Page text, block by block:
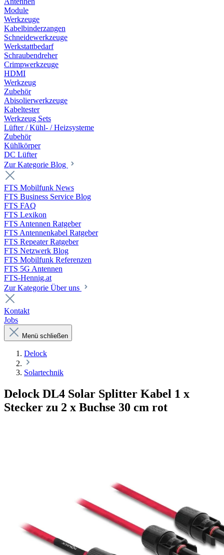
Module
Werkzeuge
Kabelbinderzangen
Schneidewerkzeuge
Werkstattbedarf
Schraubendreher
Crimpwerkzeuge
HDMI
Werkzeug
Zubehör
Abisolierwerkzeuge
Kabeltester
Werkzeug Sets
Lüfter / Kühl- / Heizsysteme
Zubehör
Kühlkörper
DC Lüfter
Zur Kategorie Blog
FTS Mobilfunk News
FTS Business Service Blog
FTS FAQ
FTS Lexikon
FTS Antennen Ratgeber
FTS Antennenkabel Ratgeber
FTS Repeater Ratgeber
FTS Netzwerk Blog
FTS Mobilfunk Referenzen
FTS 5G Antennen
FTS-Hennig.at
Zur Kategorie Über uns
Kontakt
Jobs
Menü schließen
Delock
Solartechnik
Delock DL4 Solar Splitter Kabel 1 x
Stecker zu 2 x Buchse 30 cm rot